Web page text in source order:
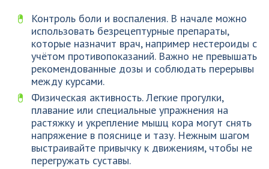
Контроль боли и воспаления. В начале можно
использовать безрецептурные препараты,
которые назначит врач, например нестероиды с
учётом противопоказаний. Важно не превышать
рекомендованные дозы и соблюдать перерывы
между курсами.
Физическая активность. Легкие прогулки,
плавание или специальные упражнения на
растяжку и укрепление мышц кора могут снять
напряжение в пояснице и тазу. Нежным шагом
выстраивайте привычку к движениям, чтобы не
перегружать суставы.